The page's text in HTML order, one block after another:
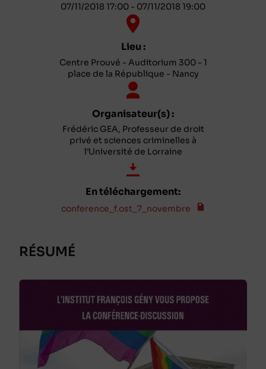
07/11/2018 17:00 - 07/11/2018 19:00
Lieu :
Centre Prouvé - Auditorium 300 - 1
place de la République - Nancy
Organisateur(s) :
Frédéric GEA, Professeur de droit
privé et sciences criminelles à
l’Université de Lorraine
En téléchargement:
conference_f.ost_7_novembre
RÉSUMÉ